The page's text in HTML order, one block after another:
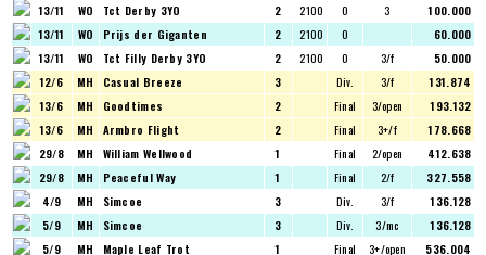
13/11
WO Tct Derby 3YO 2 2100 O 3
100.000
13/11
WO Prijs der Giganten 2 2100 O
60.000
13/11
WO Tct Filly Derby 3YO 2 2100 O 3/f
50.000
12/6
MH Casual Breeze 3 Div. 3/f
131.874
13/6
MH Goodtimes 2 Final 3/open
193.132
13/6
MH Armbro Flight 2 Final 3+/f
178.668
29/8
MH William Wellwood 1 Final 2/open
412.638
29/8
MH Peaceful Way 1 Final 2/f
327.558
4/9
MH Simcoe 3 Div. 3/f
136.128
5/9
MH Simcoe 3 Div. 3/mc
136.128
5/9
MH Maple Leaf Trot 1 Final 3+/open
536.004